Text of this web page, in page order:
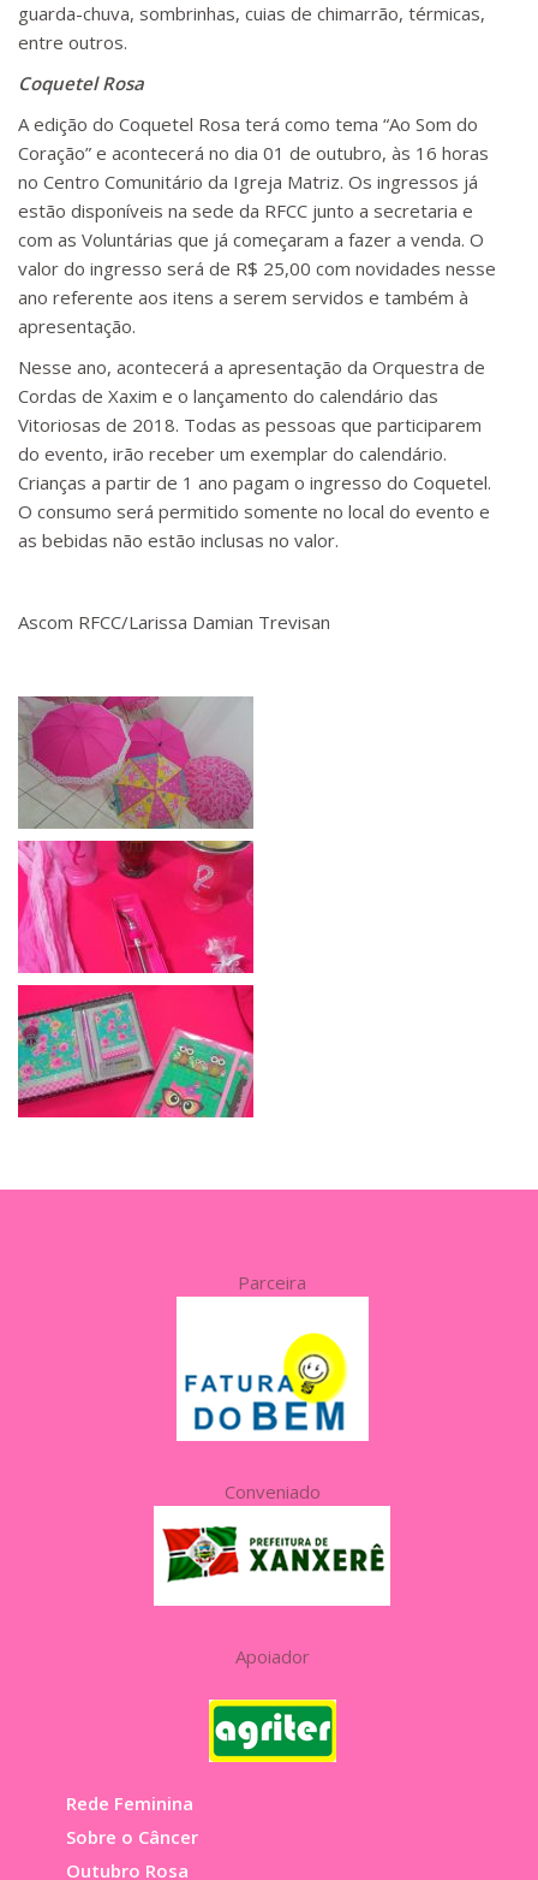
guarda-chuva, sombrinhas, cuias de chimarrão, térmicas,
entre outros.
Coquetel Rosa
A edição do Coquetel Rosa terá como tema “Ao Som do
Coração” e acontecerá no dia 01 de outubro, às 16 horas
no Centro Comunitário da Igreja Matriz. Os ingressos já
estão disponíveis na sede da RFCC junto a secretaria e
com as Voluntárias que já começaram a fazer a venda. O
valor do ingresso será de R$ 25,00 com novidades nesse
ano referente aos itens a serem servidos e também à
apresentação.
Nesse ano, acontecerá a apresentação da Orquestra de
Cordas de Xaxim e o lançamento do calendário das
Vitoriosas de 2018. Todas as pessoas que participarem
do evento, irão receber um exemplar do calendário.
Crianças a partir de 1 ano pagam o ingresso do Coquetel.
O consumo será permitido somente no local do evento e
as bebidas não estão inclusas no valor.
Ascom RFCC/Larissa Damian Trevisan
Parceira
Conveniado
Apoiador
Rede Feminina
Sobre o Câncer
Outubro Rosa